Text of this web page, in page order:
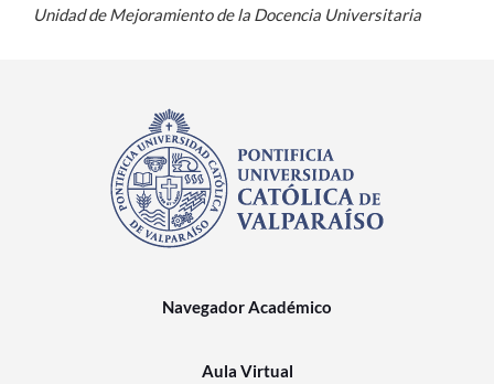
Unidad de Mejoramiento de la Docencia Universitaria
Navegador Académico
Aula Virtual